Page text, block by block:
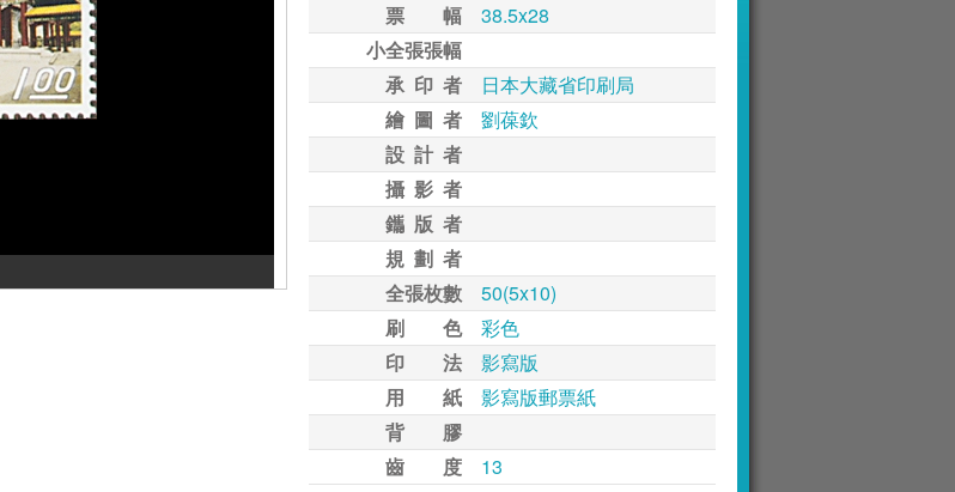
票 幅
38.5x28
小全張張幅
承 印 者
日本大藏省印刷局
繪 圖 者
劉葆欽
設 計 者
攝 影 者
鑴 版 者
規 劃 者
全張枚數
50(5x10)
刷 色
彩色
印 法
影寫版
用 紙
影寫版郵票紙
背 膠
齒 度
13